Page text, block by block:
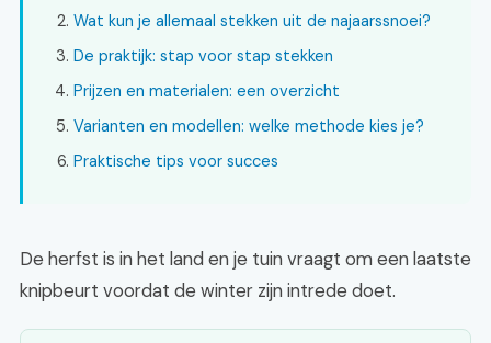
Wat kun je allemaal stekken uit de najaarssnoei?
De praktijk: stap voor stap stekken
Prijzen en materialen: een overzicht
Varianten en modellen: welke methode kies je?
Praktische tips voor succes
De herfst is in het land en je tuin vraagt om een laatste
knipbeurt voordat de winter zijn intrede doet.